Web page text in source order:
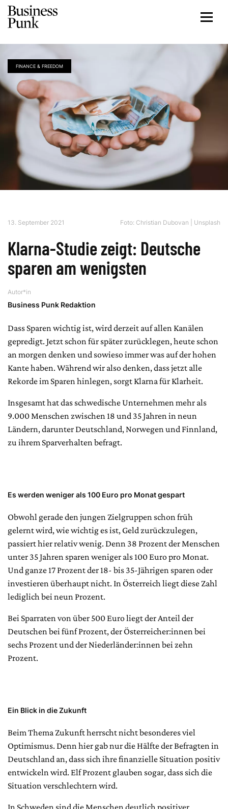
FINANCE & FREEDOM
13. September 2021 Foto: Christian Dubovan | Unsplash
Klarna-Studie zeigt: Deutsche
sparen am wenigsten
Autor*in
Business Punk Redaktion
Dass Sparen wichtig ist, wird derzeit auf allen Kanälen
gepredigt. Jetzt schon für später zurücklegen, heute schon
an morgen denken und sowieso immer was auf der hohen
Kante haben. Während wir also denken, dass jetzt alle
Rekorde im Sparen hinlegen, sorgt Klarna für Klarheit.
Insgesamt hat das schwedische Unternehmen mehr als
9.000 Menschen zwischen 18 und 35 Jahren in neun
Ländern, darunter Deutschland, Norwegen und Finnland,
zu ihrem Sparverhalten befragt.
Es werden weniger als 100 Euro pro Monat gespart
Obwohl gerade den jungen Zielgruppen schon früh
gelernt wird, wie wichtig es ist, Geld zurückzulegen,
passiert hier relativ wenig. Denn 38 Prozent der Menschen
unter 35 Jahren sparen weniger als 100 Euro pro Monat.
Und ganze 17 Prozent der 18- bis 35-Jährigen sparen oder
investieren überhaupt nicht. In Österreich liegt diese Zahl
lediglich bei neun Prozent.
Bei Sparraten von über 500 Euro liegt der Anteil der
Deutschen bei fünf Prozent, der Österreicher:innen bei
sechs Prozent und der Niederländer:innen bei zehn
Prozent.
Ein Blick in die Zukunft
Beim Thema Zukunft herrscht nicht besonderes viel
Optimismus. Denn hier gab nur die Hälfte der Befragten in
Deutschland an, dass sich ihre finanzielle Situation positiv
entwickeln wird. Elf Prozent glauben sogar, dass sich die
Situation verschlechtern wird.
In Schweden sind die Menschen deutlich positiver